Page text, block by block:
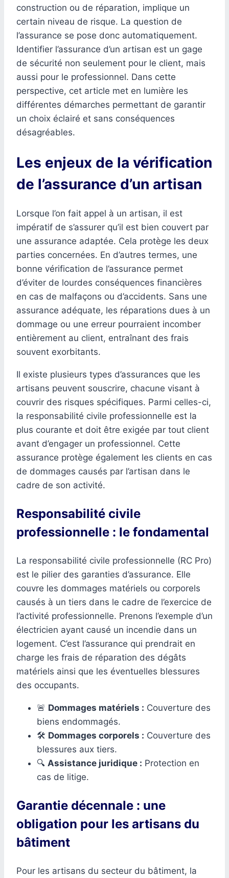
construction ou de réparation, implique un
certain niveau de risque. La question de
l’assurance se pose donc automatiquement.
Identifier l’assurance d’un artisan est un gage
de sécurité non seulement pour le client, mais
aussi pour le professionnel. Dans cette
perspective, cet article met en lumière les
différentes démarches permettant de garantir
un choix éclairé et sans conséquences
désagréables.
Les enjeux de la vérification
de l’assurance d’un artisan
Lorsque l’on fait appel à un artisan, il est
impératif de s’assurer qu’il est bien couvert par
une assurance adaptée. Cela protège les deux
parties concernées. En d’autres termes, une
bonne vérification de l’assurance permet
d’éviter de lourdes conséquences financières
en cas de malfaçons ou d’accidents. Sans une
assurance adéquate, les réparations dues à un
dommage ou une erreur pourraient incomber
entièrement au client, entraînant des frais
souvent exorbitants.
Il existe plusieurs types d’assurances que les
artisans peuvent souscrire, chacune visant à
couvrir des risques spécifiques. Parmi celles-ci,
la responsabilité civile professionnelle est la
plus courante et doit être exigée par tout client
avant d’engager un professionnel. Cette
assurance protège également les clients en cas
de dommages causés par l’artisan dans le
cadre de son activité.
Responsabilité civile
professionnelle : le fondamental
La responsabilité civile professionnelle (RC Pro)
est le pilier des garanties d’assurance. Elle
couvre les dommages matériels ou corporels
causés à un tiers dans le cadre de l’exercice de
l’activité professionnelle. Prenons l’exemple d’un
électricien ayant causé un incendie dans un
logement. C’est l’assurance qui prendrait en
charge les frais de réparation des dégâts
matériels ainsi que les éventuelles blessures
des occupants.
🚨 Dommages matériels : Couverture des
biens endommagés.
🛠️ Dommages corporels : Couverture des
blessures aux tiers.
🔍 Assistance juridique : Protection en
cas de litige.
Garantie décennale : une
obligation pour les artisans du
bâtiment
Pour les artisans du secteur du bâtiment, la